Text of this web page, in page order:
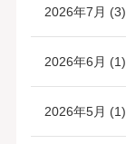
2026年7月 (3)
2026年6月 (1)
2026年5月 (1)